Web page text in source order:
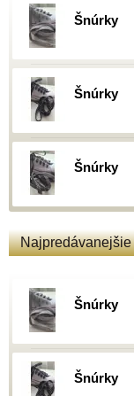
Šnúrky
Šnúrky
Šnúrky
Najpredávanejšie
Šnúrky
Šnúrky